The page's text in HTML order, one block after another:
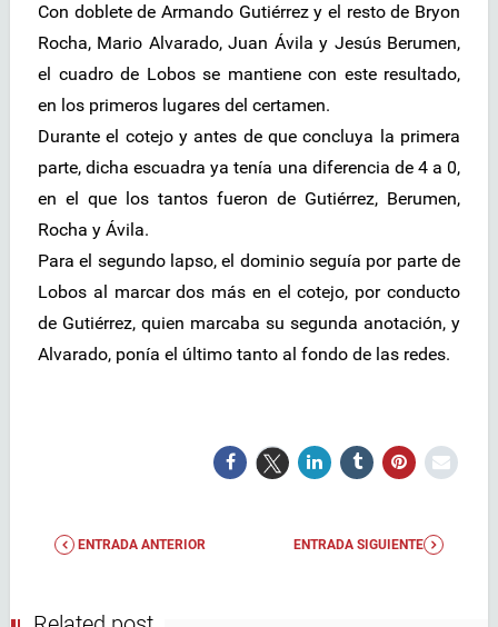
Con doblete de Armando Gutiérrez y el resto de Bryon
Rocha, Mario Alvarado, Juan Ávila y Jesús Berumen,
el cuadro de Lobos se mantiene con este resultado,
en los primeros lugares del certamen.
Durante el cotejo y antes de que concluya la primera
parte, dicha escuadra ya tenía una diferencia de 4 a 0,
en el que los tantos fueron de Gutiérrez, Berumen,
Rocha y Ávila.
Para el segundo lapso, el dominio seguía por parte de
Lobos al marcar dos más en el cotejo, por conducto
de Gutiérrez, quien marcaba su segunda anotación, y
Alvarado, ponía el último tanto al fondo de las redes.
ENTRADA ANTERIOR ENTRADA SIGUIENTE